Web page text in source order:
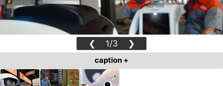
❮ 1/3 ❯
caption +